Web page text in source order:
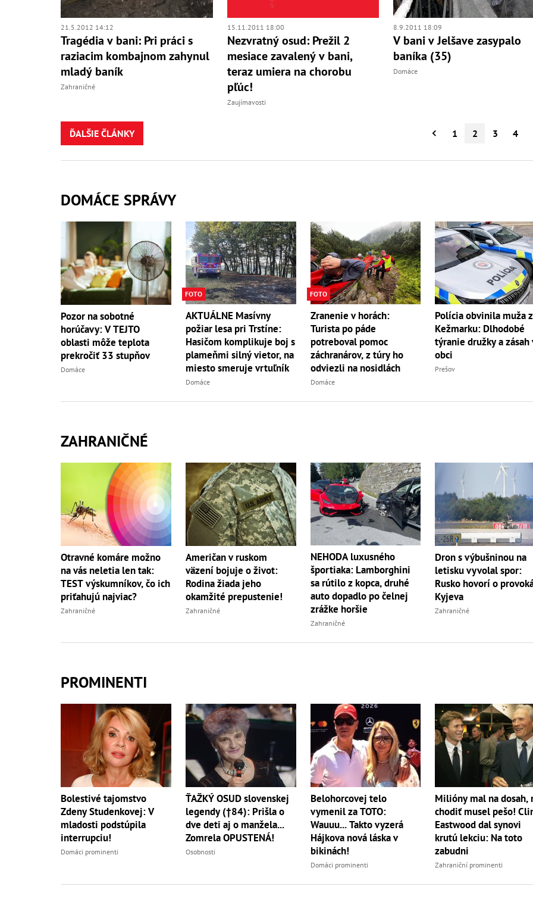
21.5.2012 14:12
Tragédia v bani: Pri práci s
raziacim kombajnom zahynul
mladý baník
Zahraničné
15.11.2011 18:00
Nezvratný osud: Prežil 2
mesiace zavalený v bani,
teraz umiera na chorobu
pľúc!
Zaujímavosti
8.9.2011 18:09
V bani v Jelšave zasypalo
baníka (35)
Domáce
ĎALŠIE ČLÁNKY 1 2 3 4
DOMÁCE SPRÁVY
Pozor na sobotné
horúčavy: V TEJTO
oblasti môže teplota
prekročiť 33 stupňov
Domáce
FOTO
AKTUÁLNE Masívny
požiar lesa pri Trstíne:
Hasičom komplikuje boj s
plameňmi silný vietor, na
miesto smeruje vrtuľník
Domáce
FOTO
Zranenie v horách:
Turista po páde
potreboval pomoc
záchranárov, z túry ho
odviezli na nosidlách
Domáce
Polícia obvinila muža z
Kežmarku: Dlhodobé
týranie družky a zásah
obci
Prešov
ZAHRANIČNÉ
Otravné komáre možno
na vás neletia len tak:
TEST výskumníkov, čo ich
priťahujú najviac?
Zahraničné
Američan v ruskom
väzení bojuje o život:
Rodina žiada jeho
okamžité prepustenie!
Zahraničné
NEHODA luxusného
športiaka: Lamborghini
sa rútilo z kopca, druhé
auto dopadlo po čelnej
zrážke horšie
Zahraničné
Dron s výbušninou na
letisku vyvolal spor:
Rusko hovorí o
Kyjeva
Zahraničné
PROMINENTI
Bolestivé tajomstvo
Zdeny Studenkovej: V
mladosti podstúpila
interrupciu!
Domáci prominenti
ŤAŽKÝ OSUD slovenskej
legendy (†84): Prišla o
dve deti aj o manžela...
Zomrela OPUSTENÁ!
Osobnosti
Belohorcovej telo
vymenil za TOTO:
Wauuu... Takto vyzerá
Hájkova nová láska v
bikinách!
Domáci prominenti
Milióny mal na dosah,
chodiť musel pešo!
Eastwood dal synovi
krutú lekciu: Na toto
zabudni
Zahraniční prominenti